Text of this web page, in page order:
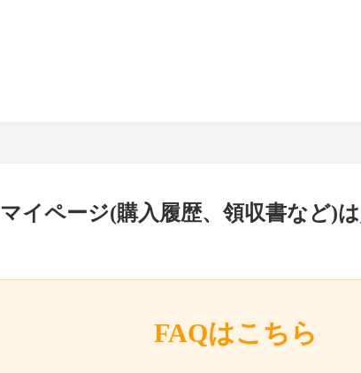
マイページ(購入履歴、領収書など)は
FAQはこちら